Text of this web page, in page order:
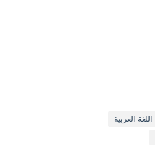
اللغة العربية